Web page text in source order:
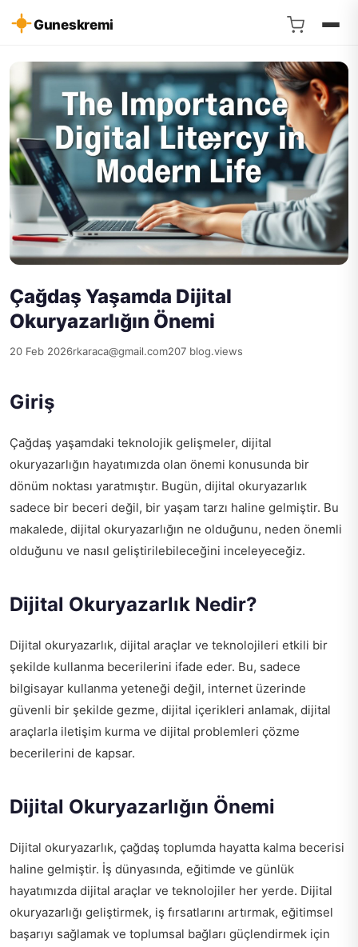
Guneskremi
Çağdaş Yaşamda Dijital
Okuryazarlığın Önemi
20 Feb 2026rkaraca@gmail.com207 blog.views
Giriş
Çağdaş yaşamdaki teknolojik gelişmeler, dijital
okuryazarlığın hayatımızda olan önemi konusunda bir
dönüm noktası yaratmıştır. Bugün, dijital okuryazarlık
sadece bir beceri değil, bir yaşam tarzı haline gelmiştir. Bu
makalede, dijital okuryazarlığın ne olduğunu, neden önemli
olduğunu ve nasıl geliştirilebileceğini inceleyeceğiz.
Dijital Okuryazarlık Nedir?
Dijital okuryazarlık, dijital araçlar ve teknolojileri etkili bir
şekilde kullanma becerilerini ifade eder. Bu, sadece
bilgisayar kullanma yeteneği değil, internet üzerinde
güvenli bir şekilde gezme, dijital içerikleri anlamak, dijital
araçlarla iletişim kurma ve dijital problemleri çözme
becerilerini de kapsar.
Dijital Okuryazarlığın Önemi
Dijital okuryazarlık, çağdaş toplumda hayatta kalma becerisi
haline gelmiştir. İş dünyasında, eğitimde ve günlük
hayatımızda dijital araçlar ve teknolojiler her yerde. Dijital
okuryazarlığı geliştirmek, iş fırsatlarını artırmak, eğitimsel
başarıyı sağlamak ve toplumsal bağları güçlendirmek için